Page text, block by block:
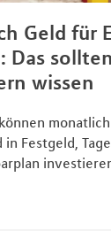
Geld für
Das sollten
wissen
in Festgeld,